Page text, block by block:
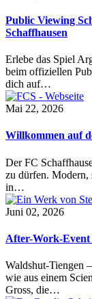
Public Viewing
Schaffhausen
Erlebe das Spiel
beim offiziellen
dich auf…
Mai 22, 2026
Willkommen auf
Der FC
zu dürfen. Modern,
in…
Juni 02, 2026
After-Work-
Waldshut-Tiengen
wie aus einem
Gross, die…